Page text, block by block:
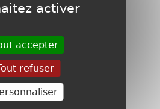
Central
Acier inoxydable, auto-
lubrifiante
Aluminium, sabots
activer
accepter
refuser